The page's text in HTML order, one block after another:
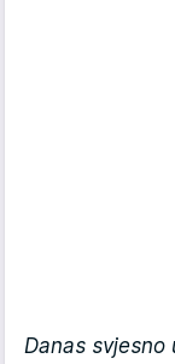
Danas svjesno